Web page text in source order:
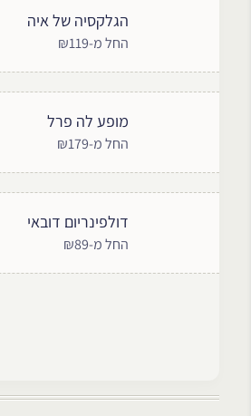
הגלקסיה של איה
החל מ-₪119
מופע לה פרל
החל מ-₪179
דולפינריום דובאי
החל מ-₪89